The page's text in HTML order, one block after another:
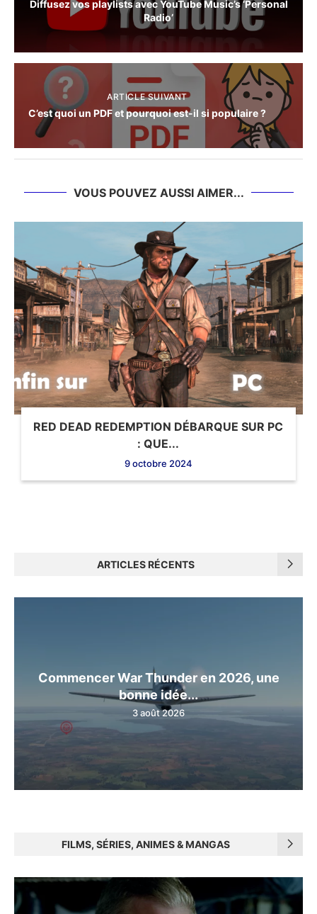
Diffusez vos playlists avec YouTube Music’s ‘Personal
Radio’
ARTICLE SUIVANT
C’est quoi un PDF et pourquoi est-il si populaire ?
VOUS POUVEZ AUSSI AIMER...
RED DEAD REDEMPTION DÉBARQUE SUR PC
: QUE...
9 octobre 2024
ARTICLES RÉCENTS
Commencer War Thunder en 2026, une
bonne idée...
3 août 2026
FILMS, SÉRIES, ANIMES & MANGAS